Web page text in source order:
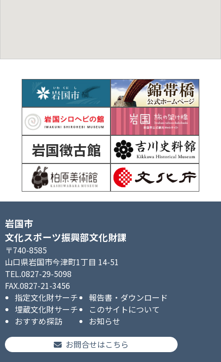
岩国徴古館
岩国市
文化スポーツ振興部文化財課
〒740-8585
山口県岩国市今津町1丁目 14-51
TEL.0827-29-5098
FAX.0827-21-3456
指定文化財サーチ
報告書・ダウンロード
埋蔵文化財サーチ
このサイトについて
おすすめ探訪
お知らせ
お問合せはこちら